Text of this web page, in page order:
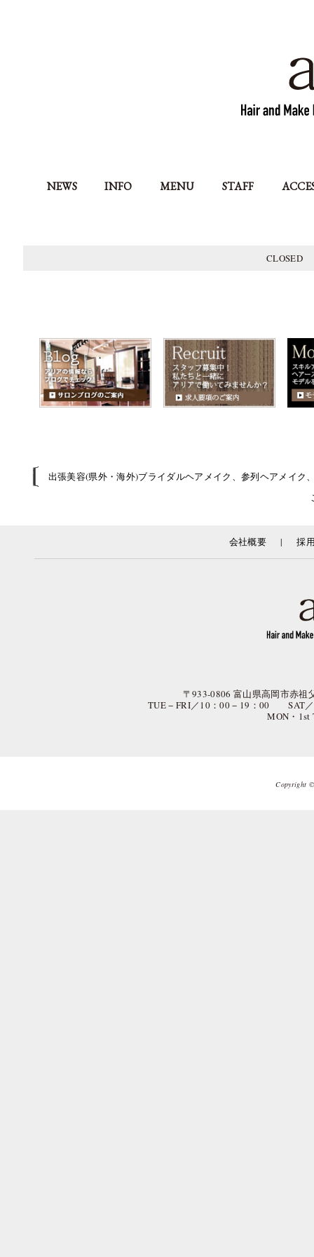
NEWS INFO MENU STAFF
CLOSED
出張美容(県外・海外)ブライダルヘアメイク、参列ヘアメイ
会社概要 | 採
〒933-0806 富山県高岡市赤
TUE − FRI／10：00 − 19：00 SAT
MON・1st
Copyright